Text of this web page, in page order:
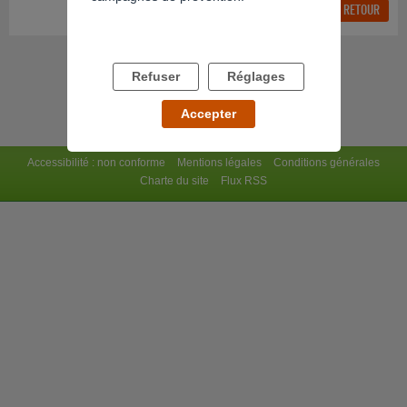
RETOUR
Accessibilité : non conforme Mentions légales
Conditions générales
Charte du site
Flux RSS
Refuser Réglages
Accepter